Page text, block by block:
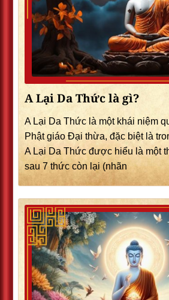
A Lại Da Thức là gì?
A Lại Da Thức là một khái niệm
Phật giáo Đại thừa, đặc biệt là
A Lại Da Thức được hiểu là một
sau 7 thức còn lại (nhãn